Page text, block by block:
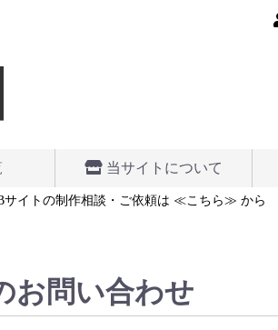
当サイトについて
サイトの制作相談・ご依頼は ≪こちら≫ から
お問い合わせ